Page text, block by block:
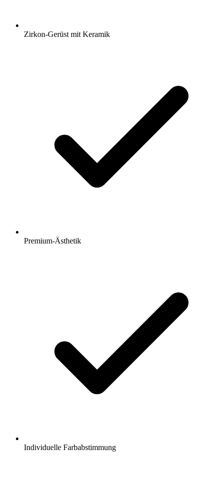
Zirkon-Gerüst mit Keramik
Premium-Ästhetik
Individuelle Farbabstimmung